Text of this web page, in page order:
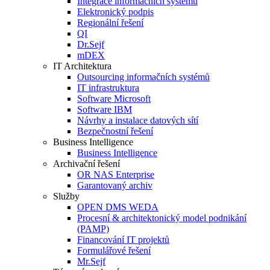
Elektronický podpis
Regionální řešení
QI
Dr.Sejf
mDEX
IT Architektura
Outsourcing informačních systémů
IT infrastruktura
Software Microsoft
Software IBM
Návrhy a instalace datových sítí
Bezpečnostní řešení
Business Intelligence
Business Intelligence
Archivační řešení
OR NAS Enterprise
Garantovaný archiv
Služby
OPEN DMS WEDA
Procesní & architektonický model podnikání
(PAMP)
Financování IT projektů
Formulářové řešení
Mr.Sejf